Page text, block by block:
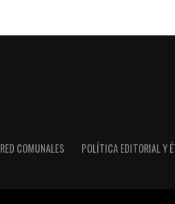
RED COMUNALES POLÍTICA EDITORIAL Y